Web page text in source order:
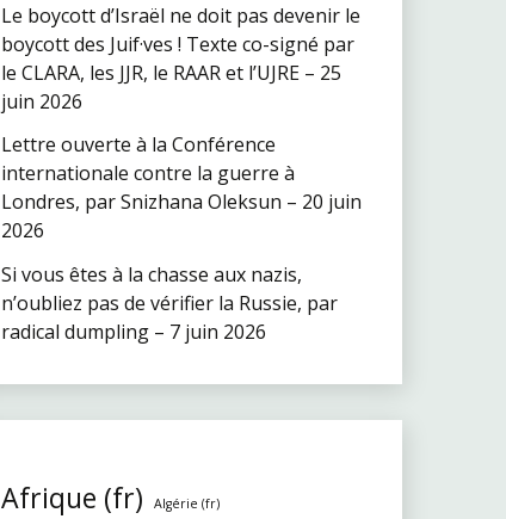
Le boycott d’Israël ne doit pas devenir le
boycott des Juif·ves ! Texte co-signé par
le CLARA, les JJR, le RAAR et l’UJRE – 25
juin 2026
Lettre ouverte à la Conférence
internationale contre la guerre à
Londres, par Snizhana Oleksun – 20 juin
2026
Si vous êtes à la chasse aux nazis,
n’oubliez pas de vérifier la Russie, par
radical dumpling – 7 juin 2026
Afrique (fr) Algérie (fr)